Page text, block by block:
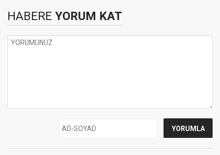
HABERE YORUM KAT